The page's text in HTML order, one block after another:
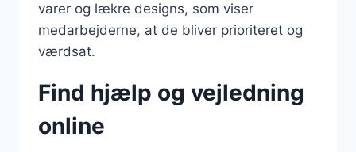
varer og lækre designs, som viser
medarbejderne, at de bliver prioriteret og
værdsat.
Find hjælp og vejledning
online